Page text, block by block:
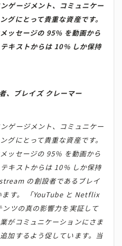
ゲージメント、コミュニケー
グにとって貴重な資産です。
ッセージの 95% を動画から
キストからは 10% しか保持
ブレイズ クレーマー
ゲージメント、コミュニケー
グにとって貴重な資産です。
ッセージの 95% を動画から
キストからは 10% しか保持
の創設者であるブレイ
ます。 「YouTube と Netflix
ツの真の影響力を実証して
がコミュニケーションにさま
加するよう促しています。当